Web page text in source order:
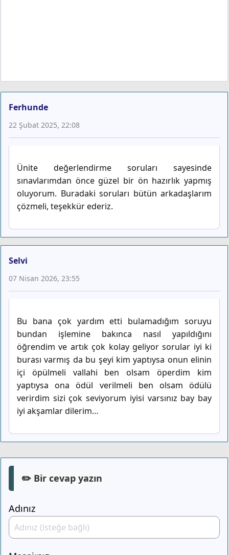
Ferhunde
22 Şubat 2025, 22:08
Ünite değerlendirme soruları sayesinde
sınavlarımdan önce güzel bir ön hazırlık yapmış
oluyorum. Buradaki soruları bütün arkadaşlarım
çözmeli, teşekkür ederiz.
Selvi
07 Nisan 2026, 23:55
Bu bana çok yardım etti bulamadığım soruyu
bundan işlemine bakınca nasıl yapıldığını
öğrendim ve artık çok kolay geliyor sorular iyi ki
burası varmış da bu şeyi kim yaptıysa onun elinin
içi öpülmeli vallahi ben olsam öperdim kim
yaptıysa ona ödül verilmeli ben olsam ödülü
verirdim sizi çok seviyorum iyisi varsınız bay bay
iyi akşamlar dilerim…
✏️ Bir cevap yazın
Adınız